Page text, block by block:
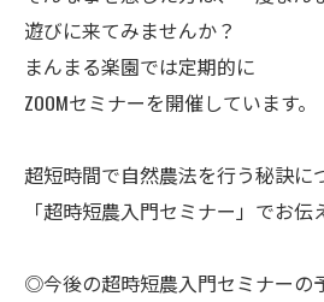
遊びに来てみませんか？
まんまる楽園では定期的に
ZOOMセミナーを開催しています。
超短時間で自然農法を行う秘訣に
「超時短農入門セミナー」でお伝
◎今後の超時短農入門セミナー